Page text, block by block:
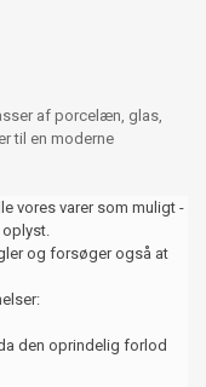
af porcelæn, glas,
til en moderne
vores varer som muligt -
og forsøger også at
oprindelig forlod